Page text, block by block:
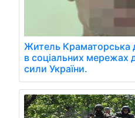
Житель Краматорська
в соціальних мережах
сили України.